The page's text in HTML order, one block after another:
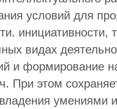
условий для
инициативности,
видах
и формирование
При этом
умениями